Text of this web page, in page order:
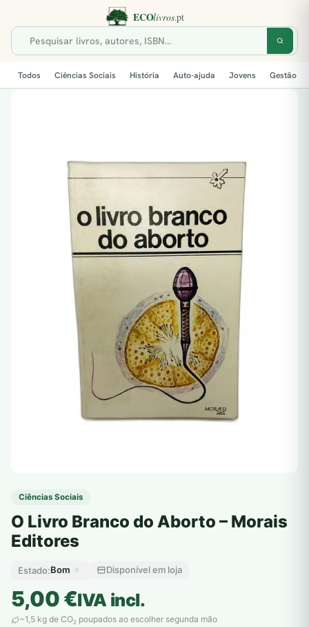
Todos Ciências Sociais História Auto-ajuda Jovens Gestão
Ciências Sociais
O Livro Branco do Aborto – Morais
Editores
Estado:Bom Disponível em loja
5,00€IVA incl.
~1,5 kg de CO2 poupados ao escolher segunda mão